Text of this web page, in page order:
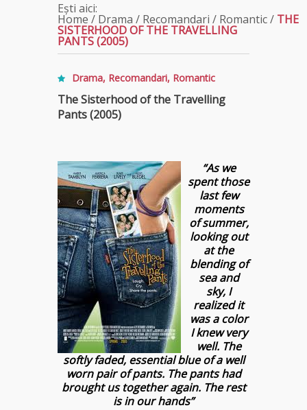
Ești aici:
Home / Drama / Recomandari / Romantic/ THE
SISTERHOOD OF THE TRAVELLING
PANTS (2005)
Drama, Recomandari, Romantic
The Sisterhood of the Travelling
Pants (2005)
“As we
spent those
last few
moments
of summer,
looking out
at the
blending of
sea and
sky, I
realized it
was a color
I knew very
well. The
softly faded, essential blue of a well
worn pair of pants. The pants had
brought us together again. The rest
is in our hands”